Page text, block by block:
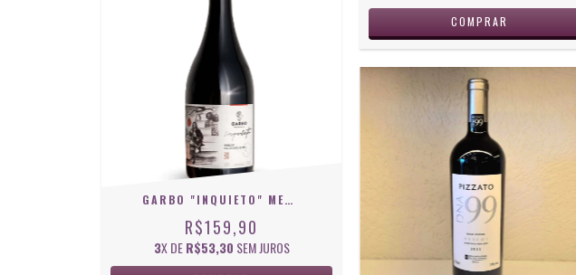
GARBO "INQUIETO" MERLOT E SAUVIGNON BLANC
R$159,90
3X DER$53,30 SEM JUROS